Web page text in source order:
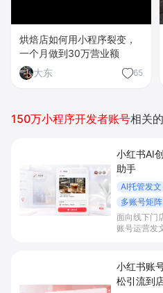
烘焙店如何用小程序裂变，
一个月做到30万营业额
大东
65
150万小程序开发者账号相关
小红书AI
助手
AI托管发文
多账号矩阵
面向线下门
账号运营发
帮助商家
文，引导同
下单。
小红书账
松引流到